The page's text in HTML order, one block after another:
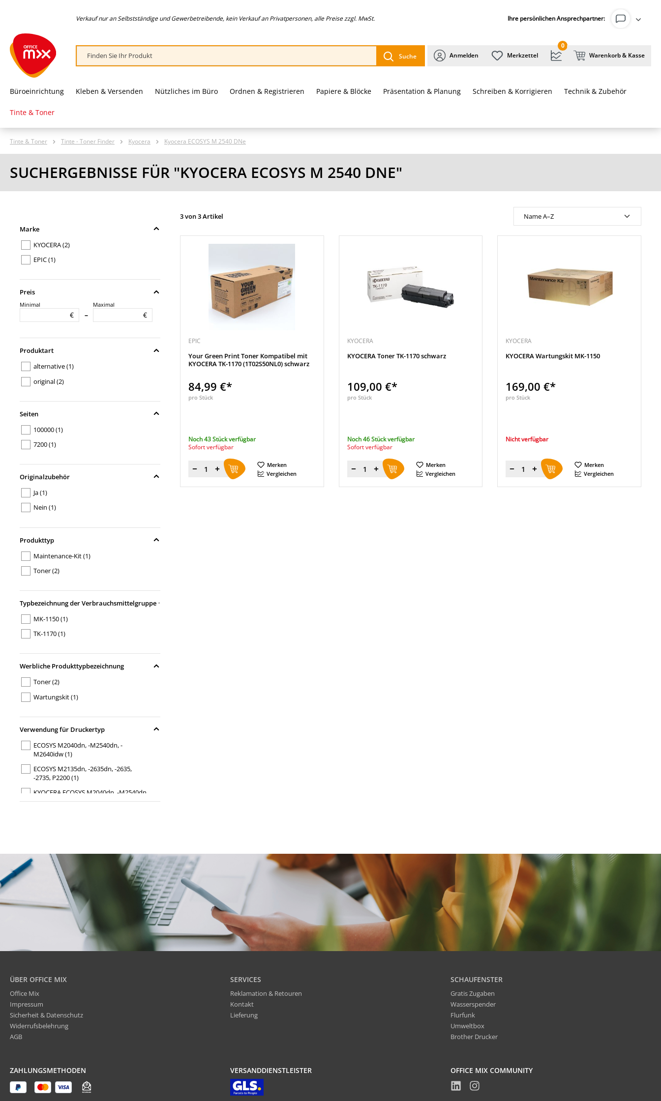
Verkauf nur an Selbstständige und Gewerbetreibende, kein Verkauf an Privatpersonen, alle Preise zzgl. MwSt. Ihre persönlichen Ansprechpartner:
Suche Anmelden Merkzettel
0
Warenkorb & Kasse
Büroeinrichtung Kleben & Versenden Nützliches im Büro Ordnen & Registrieren Papiere & Blöcke Präsentation & Planung Schreiben & Korrigieren Technik & Zubehör
Tinte & Toner
Tinte & Toner Tinte - Toner Finder Kyocera Kyocera ECOSYS M 2540 DNe
SUCHERGEBNISSE FÜR "KYOCERA ECOSYS M 2540 DNE"
Marke
KYOCERA(2)
EPIC(1)
Preis
Minimal
€ –
Maximal
€
Produktart
alternative(1)
original(2)
Seiten
100000(1)
7200(1)
Originalzubehör
Ja(1)
Nein (1)
Produkttyp
Maintenance-Kit(1)
Toner(2)
Typbezeichnung der Verbrauchsmittelgruppe
MK-1150(1)
TK-1170(1)
Werbliche Produkttypbezeichnung
Toner(2)
Wartungskit(1)
Verwendung für Druckertyp
ECOSYS M2040dn, -M2540dn, -
M2640idw(1)
ECOSYS M2135dn, -2635dn, -2635,
-2735, P2200(1)
KYOCERA ECOSYS M2040dn, -M2540dn,
-M2640idw(1)
3 von 3 Artikel
EPIC
Your Green Print Toner Kompatibel mit
KYOCERA TK-1170 (1T02S50NL0) schwarz
84,99 €*
pro Stück
Noch 43 Stück verfügbar
Sofort verfügbar
Menge
Merken
Vergleichen
KYOCERA
KYOCERA Toner TK-1170 schwarz
109,00 €*
pro Stück
Noch 46 Stück verfügbar
Sofort verfügbar
Menge
Merken
Vergleichen
KYOCERA
KYOCERA Wartungskit MK-1150
169,00 €*
pro Stück
Nicht verfügbar
Menge
Merken
Vergleichen
ÜBER OFFICE MIX
Office Mix
Impressum
Sicherheit & Datenschutz
Widerrufsbelehrung
AGB
SERVICES
Reklamation & Retouren
Kontakt
Lieferung
SCHAUFENSTER
Gratis Zugaben
Wasserspender
Flurfunk
Umweltbox
Brother Drucker
ZAHLUNGSMETHODEN VERSANDDIENSTLEISTER OFFICE MIX COMMUNITY